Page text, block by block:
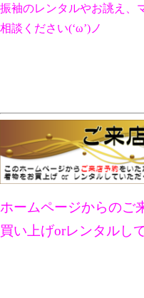
振袖のレンタルやお誂え、
相談ください(‘ω’)ノ
ホームページからのご
買い上げorレンタルし